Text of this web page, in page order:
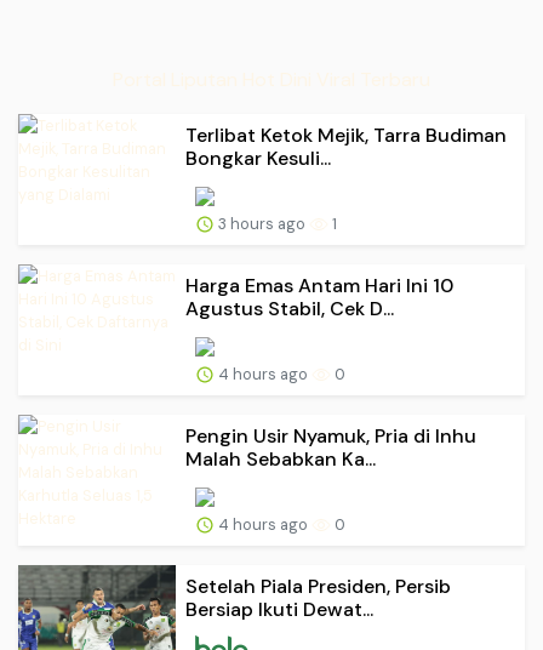
Terlibat Ketok Mejik, Tarra Budiman
Bongkar Kesuli...
3 hours ago 1
Harga Emas Antam Hari Ini 10
Agustus Stabil, Cek D...
4 hours ago 0
Pengin Usir Nyamuk, Pria di Inhu
Malah Sebabkan Ka...
4 hours ago 0
Setelah Piala Presiden, Persib
Bersiap Ikuti Dewat...